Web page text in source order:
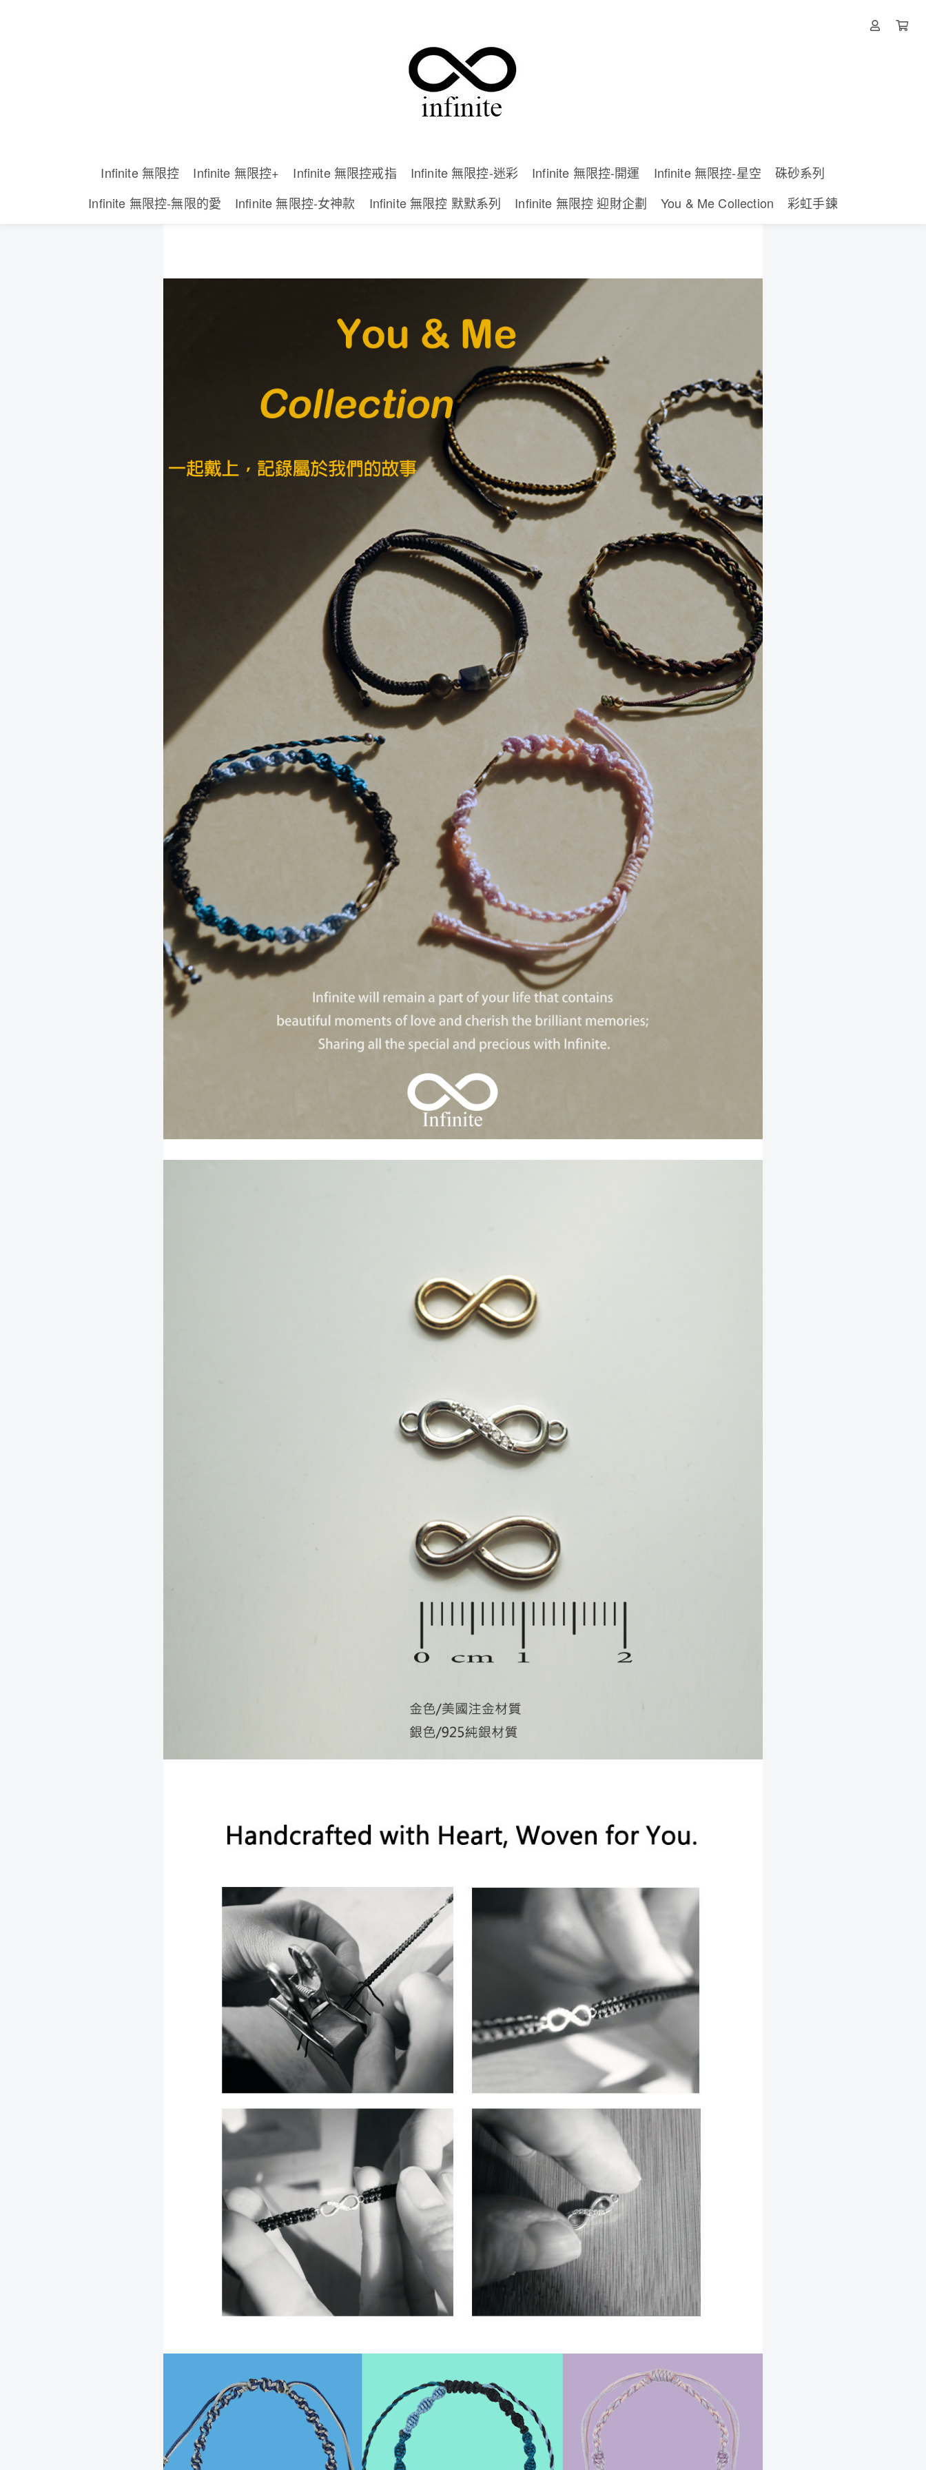
Infinite 無限控 Infinite 無限控+ Infinite 無限控戒指 Infinite 無限控-迷彩 Infinite 無限控-開運 Infinite 無限控-星空
硃砂系列
Infinite 無限控-無限的愛
Infinite 無限控-女神款 Infinite 無限控 默默系列 Infinite 無限控 迎財企劃 You & Me Collection 彩虹手鍊